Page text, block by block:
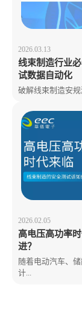
2026.03.13
线束制造行业
试数据自动化
破解线束制造安规
2026.02.05
高电压高功率
进？
随着电动汽车、
计...